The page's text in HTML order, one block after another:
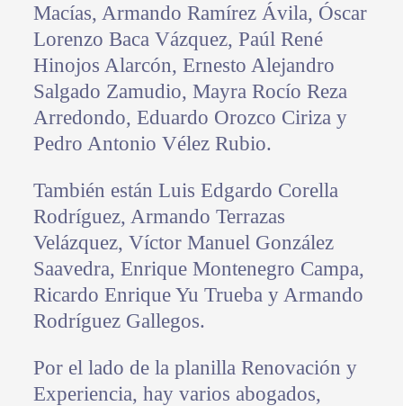
Macías, Armando Ramírez Ávila, Óscar
Lorenzo Baca Vázquez, Paúl René
Hinojos Alarcón, Ernesto Alejandro
Salgado Zamudio, Mayra Rocío Reza
Arredondo, Eduardo Orozco Ciriza y
Pedro Antonio Vélez Rubio.
También están Luis Edgardo Corella
Rodríguez, Armando Terrazas
Velázquez, Víctor Manuel González
Saavedra, Enrique Montenegro Campa,
Ricardo Enrique Yu Trueba y Armando
Rodríguez Gallegos.
Por el lado de la planilla Renovación y
Experiencia, hay varios abogados,